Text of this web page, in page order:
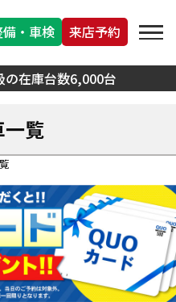
の在庫台数6,000台
・車検 来店予約
一覧